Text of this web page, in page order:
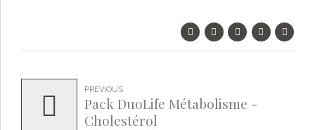
PREVIOUS
Pack DuoLife Métabolisme -
Cholestérol